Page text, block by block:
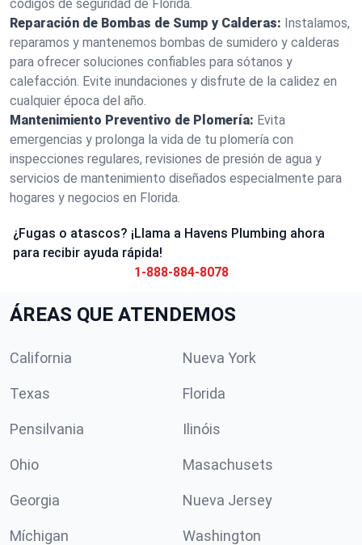
códigos de seguridad de Florida.
Reparación de Bombas de Sump y Calderas: Instalamos,
reparamos y mantenemos bombas de sumidero y calderas
para ofrecer soluciones confiables para sótanos y
calefacción. Evite inundaciones y disfrute de la calidez en
cualquier época del año.
Mantenimiento Preventivo de Plomería: Evita
emergencias y prolonga la vida de tu plomería con
inspecciones regulares, revisiones de presión de agua y
servicios de mantenimiento diseñados especialmente para
hogares y negocios en Florida.
¿Fugas o atascos? ¡Llama a Havens Plumbing ahora
para recibir ayuda rápida!
1-888-884-8078
ÁREAS QUE ATENDEMOS
California Nueva York
Texas Florida
Pensilvania Ilinóis
Ohio Masachusets
Georgia Nueva Jersey
Míchigan Washington